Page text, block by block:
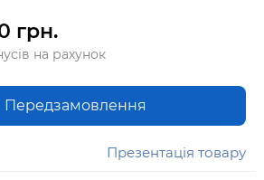
грн.
на рахунок
Передзамовлення
Презентація товару